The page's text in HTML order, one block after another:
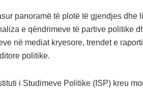
panoramë të plotë të gjendjes
e qëndrimeve të partive politike
në mediat kryesore, trendet e
politike.
i Studimeve Politike (ISP) kreu